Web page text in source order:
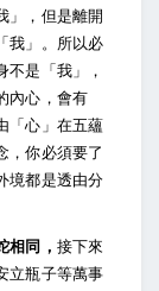
」，但是離開
我」。所以必
不是「我」，
內心，會有
「心」在五蘊
，你必須要了
境都是透由分
相同， 接下來
立瓶子等萬事